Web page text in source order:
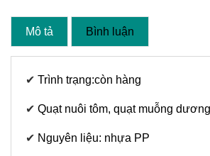
Mô tả Bình luận
✔ Trình trạng:còn hàng
✔ Quạt nuôi tôm, quạt muỗng
✔ Nguyên liệu: nhựa PP